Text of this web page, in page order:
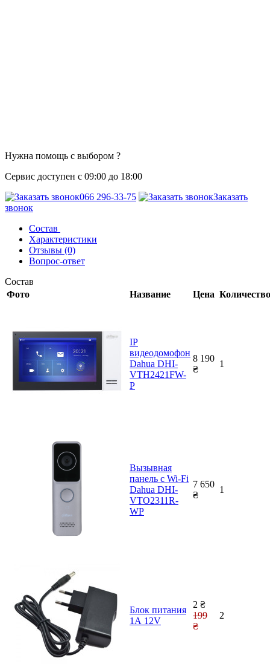
Нужна помощь с выбором ?
Сервис доступен с 09:00 до 18:00
066 296-33-75
Заказать
звонок
Состав
Характеристики
Отзывы (0)
Вопрос-ответ
Состав
Фото
Название Цена Количество
IP
видеодомофон
Dahua DHI-
VTH2421FW-
P
8 190
₴
1
Вызывная
панель с Wi-Fi
Dahua DHI-
VTO2311R-
WP
7 650
₴
1
Блок питания
1А 12V
2 ₴
199
₴
2